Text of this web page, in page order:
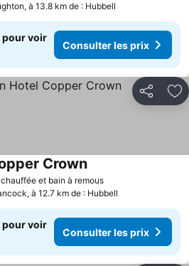
à 13.8 km de : Hubbell
pour voir
Consulter les prix
Partager
et bain à remous
Crown
à 12.7 km de : Hubbell
pour voir
Consulter les prix